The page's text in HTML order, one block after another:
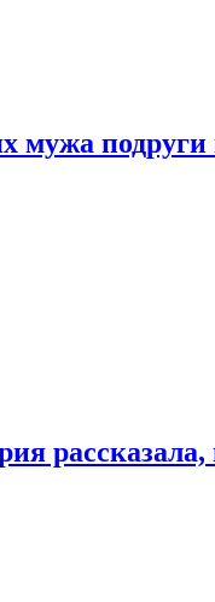
подруги
рассказала,